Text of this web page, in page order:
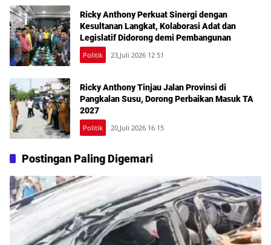
Ricky Anthony Perkuat Sinergi dengan
Kesultanan Langkat, Kolaborasi Adat dan
Legislatif Didorong demi Pembangunan
Politik 23,Juli 2026 12 51
Ricky Anthony Tinjau Jalan Provinsi di
Pangkalan Susu, Dorong Perbaikan Masuk TA
2027
Politik 20,Juli 2026 16 15
Postingan Paling Digemari